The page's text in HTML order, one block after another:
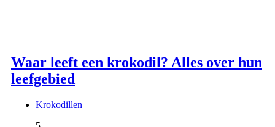
Waar leeft een krokodil? Alles over hun
leefgebied
Krokodillen